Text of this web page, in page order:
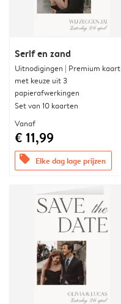
Serif en zand
Uitnodigingen | Premium kaart
met keuze uit 3
papierafwerkingen
Set van 10 kaarten
Vanaf
€ 11,99
offers Elke dag lage prijzen